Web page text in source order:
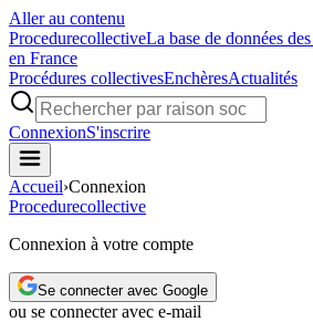
Aller au contenu
ProcedurecollectiveLa base de données
en France
Procédures collectivesEnchèresActualités
ConnexionS'inscrire
Accueil›Connexion
Procedurecollective
Connexion à votre compte
Se connecter avec Google
ou se connecter avec e-mail